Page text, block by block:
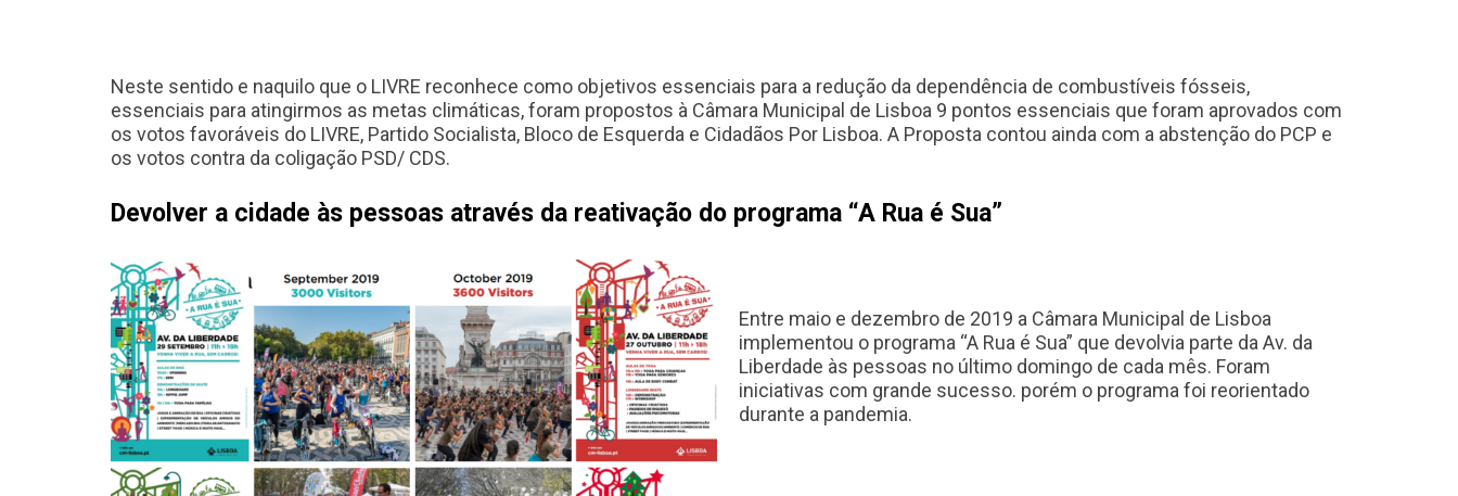
Neste sentido e naquilo que o LIVRE reconhece como objetivos essenciais para a redução da dependência de combustíveis fósseis,
essenciais para atingirmos as metas climáticas, foram propostos à Câmara Municipal de Lisboa 9 pontos essenciais que foram aprovados com
os votos favoráveis do LIVRE, Partido Socialista, Bloco de Esquerda e Cidadãos Por Lisboa. A Proposta contou ainda com a abstenção do PCP e
os votos contra da coligação PSD/ CDS.
Devolver a cidade às pessoas através da reativação do programa “A Rua é Sua”
Entre maio e dezembro de 2019 a Câmara Municipal de Lisboa
implementou o programa “A Rua é Sua” que devolvia parte da Av. da
Liberdade às pessoas no último domingo de cada mês. Foram
iniciativas com grande sucesso. porém o programa foi reorientado
durante a pandemia.